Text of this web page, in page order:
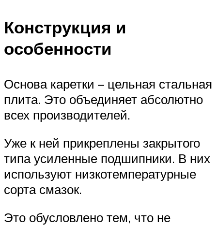
Конструкция и
особенности
Основа каретки – цельная стальная
плита. Это объединяет абсолютно
всех производителей.
Уже к ней прикреплены закрытого
типа усиленные подшипники. В них
используют низкотемпературные
сорта смазок.
Это обусловлено тем, что не